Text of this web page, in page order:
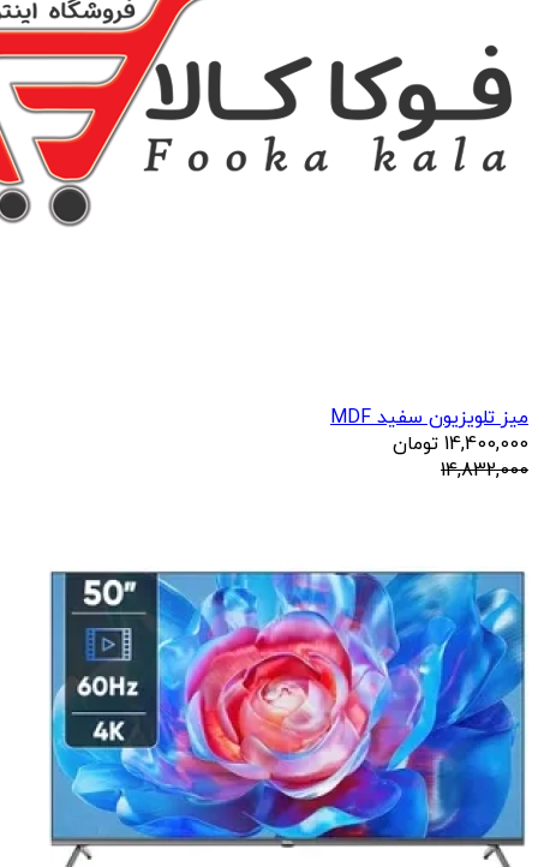
میز تلویزیون سفید MDF
14,400,000 تومان
14,832,000